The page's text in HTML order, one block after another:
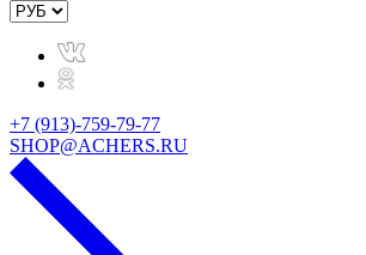
+7 (913)-759-79-77
SHOP@ACHERS.RU